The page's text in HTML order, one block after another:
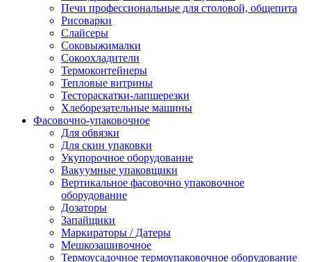
Печи профессиональные для столовой, общепита
Рисоварки
Слайсеры
Соковыжималки
Сокоохладители
Термоконтейнеры
Тепловые витрины
Тестораскатки-лапшерезки
Хлеборезательные машины
Фасовочно-упаковочное
Для обвязки
Для скин упаковки
Укупорочное оборудование
Вакуумные упаковщики
Вертикальное фасовочно упаковочное
оборудование
Дозаторы
Запайщики
Маркираторы / Датеры
Мешкозашивочное
Термоусадочное термоупаковочное оборудование